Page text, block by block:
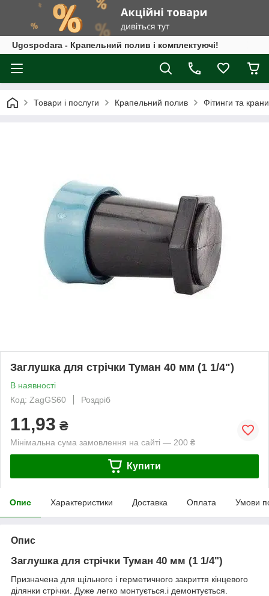
Ugospodara - Крапельний полив і комплектуючі!
Товари і послуги Крапельний полив Фітинги та
Заглушка для стрічки Туман 40 мм (1 1/4")
В наявності
Код: ZagGS60
Роздріб
11,93 ₴
Мінімальна сума замовлення на сайті — 200 ₴
Купити
Опис Характеристики Доставка Оплата Умови
Опис
Заглушка для стрічки Туман 40 мм (1 1/4")
Призначена для щільного і герметичного закриття кінцевого
ділянки стрічки. Дуже легко монтується.і демонтується.